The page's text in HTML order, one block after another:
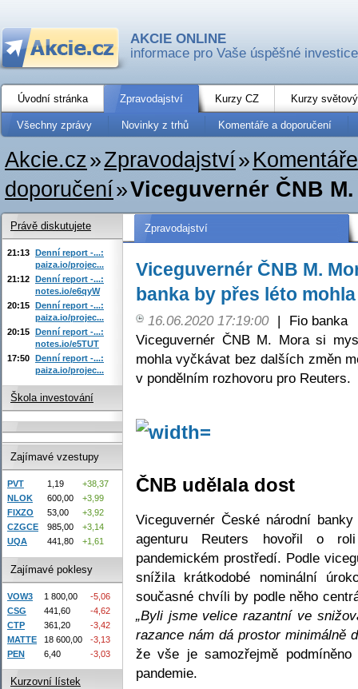
AKCIE ONLINE
informace pro Vaše úspěšné investice
Úvodní stránka Zpravodajství Kurzy CZ Kurzy
Všechny zprávy Novinky z trhů Komentáře a doporučení
Akcie.cz»Zpravodajství»
doporučení»Viceguvernér ČNB
Zpravodajství
Viceguvernér ČNB M.
banka by přes léto
16.06.2020 17:19:00 |
Fio banka
Viceguvernér ČNB M. Mora si
mohla vyčkávat bez dalších změn
v pondělním rozhovoru pro Reuters.
ČNB udělala dost
Viceguvernér České národní
agenturu Reuters hovořil o
pandemickém prostředí. Podle
snížila krátkodobé nominální
současné chvíli by podle něho
„Byli jsme velice razantní ve
razance nám dá prostor minimálně
že vše je samozřejmě
pandemie.
Právě diskutujete
21:13 Denní report -...:
paiza.io/projec...
21:12 Denní report -...:
notes.io/e6qyW
20:15 Denní report -...:
paiza.io/projec...
20:15 Denní report -...:
notes.io/e5TUT
17:50 Denní report -...:
paiza.io/projec...
Škola investování
Zajímavé vzestupy
PVT 1,19
+38,37
NLOK
600,00
+3,99
FIXZO
53,00
+3,92
CZGCE
985,00
+3,14
UQA
441,80 +1,61
Zajímavé poklesy
VOW3 1 800,00
-5,06
CSG
441,60
-4,62
CTP
361,20
-3,42
MATTE
18 600,00
-3,13
PEN
6,40 -3,03
Kurzovní lístek